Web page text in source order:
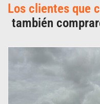
Los clientes que
también